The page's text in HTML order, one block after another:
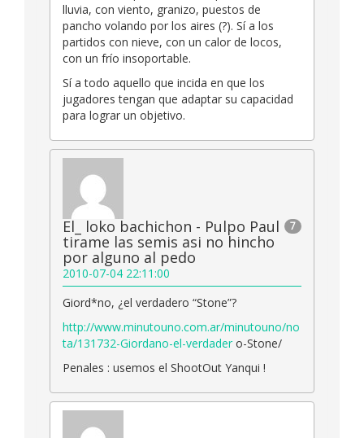
lluvia, con viento, granizo, puestos de
pancho volando por los aires (?). Sí a los
partidos con nieve, con un calor de locos,
con un frío insoportable.
Sí a todo aquello que incida en que los
jugadores tengan que adaptar su capacidad
para lograr un objetivo.
7
El_ loko bachichon - Pulpo Paul
tirame las semis asi no hincho
por alguno al pedo
2010-07-04 22:11:00
Giord*no, ¿el verdadero “Stone”?
http://www.minutouno.com.ar/minutouno/no
ta/131732-Giordano-el-verdader o-Stone/
Penales : usemos el ShootOut Yanqui !